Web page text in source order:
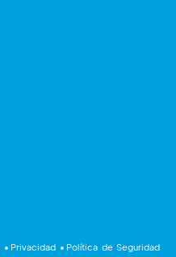
• Privacidad • Política de Seguridad